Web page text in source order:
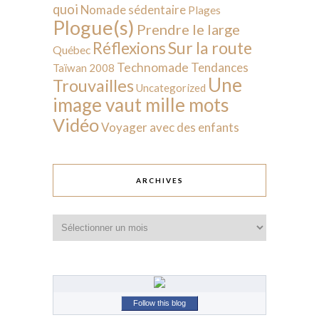
quoi Nomade sédentaire Plages
Plogue(s) Prendre le large
Québec RéflexionsSur la route
Taïwan 2008 Technomade Tendances
Trouvailles Uncategorized Une
image vaut mille mots
VidéoVoyager avec des enfants
ARCHIVES
Follow this blog